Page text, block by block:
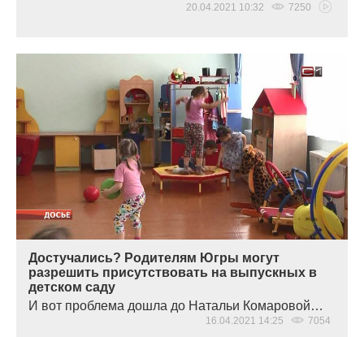
20.04.2021 10:32 7250
Достучались? Родителям Югры могут
разрешить присутствовать на выпускных в
детском саду
И вот проблема дошла до Натальи Комаровой…
16.04.2021 14:25 7054